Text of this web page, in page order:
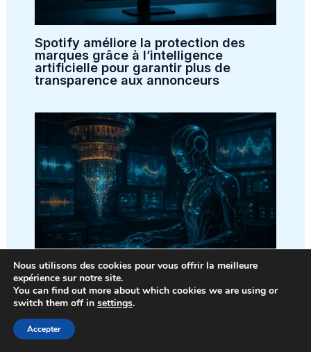
Spotify améliore la protection des
marques grâce à l’intelligence
artificielle pour garantir plus de
transparence aux annonceurs
Découvrez la première mélodie créée
par une intelligence artificielle sur un
ordinateur quantique !
Nous utilisons des cookies pour vous offrir la meilleure
expérience sur notre site.
You can find out more about which cookies we are using or
switch them off in settings.
Accepter